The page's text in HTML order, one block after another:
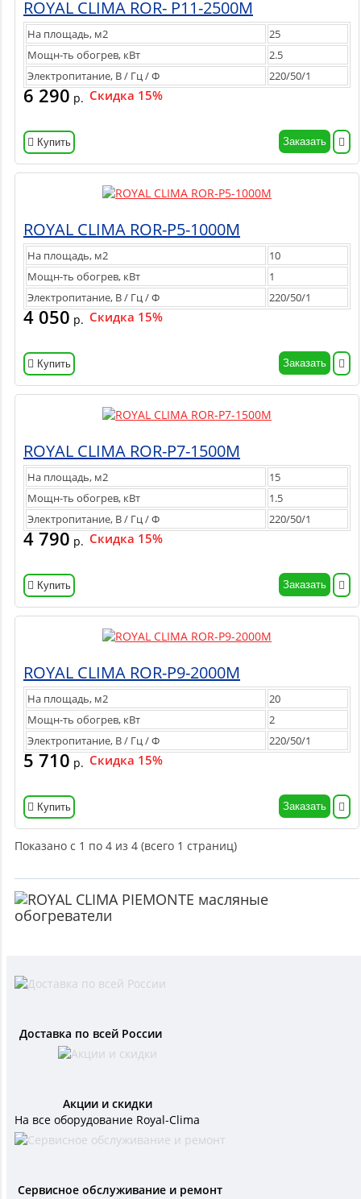
ROYAL CLIMA ROR- P11-2500M
На площадь, м2
25
Мощн-ть обогрев, кВт
2.5
Электропитание, В / Гц / Ф
220/50/1
6 290 р. Скидка 15%
Купить Заказать
ROYAL CLIMA ROR-P5-1000M
На площадь, м2
10
Мощн-ть обогрев, кВт
1
Электропитание, В / Гц / Ф
220/50/1
4 050 р. Скидка 15%
Купить Заказать
ROYAL CLIMA ROR-P7-1500M
На площадь, м2
15
Мощн-ть обогрев, кВт
1.5
Электропитание, В / Гц / Ф
220/50/1
4 790 р. Скидка 15%
Купить Заказать
ROYAL CLIMA ROR-P9-2000M
На площадь, м2
20
Мощн-ть обогрев, кВт
2
Электропитание, В / Гц / Ф
220/50/1
5 710 р. Скидка 15%
Купить Заказать
Показано с 1 по 4 из 4 (всего 1 страниц)
Доставка по всей России
Акции и скидки
На все оборудование Royal-Clima
Сервисное обслуживание и ремонт